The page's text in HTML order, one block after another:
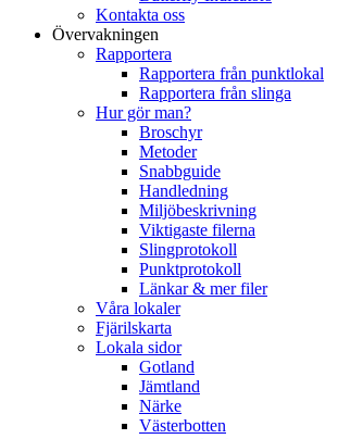
Kontakta oss
Övervakningen
Rapportera
Rapportera från punktlokal
Rapportera från slinga
Hur gör man?
Broschyr
Metoder
Snabbguide
Handledning
Miljöbeskrivning
Viktigaste filerna
Slingprotokoll
Punktprotokoll
Länkar & mer filer
Våra lokaler
Fjärilskarta
Lokala sidor
Gotland
Jämtland
Närke
Västerbotten